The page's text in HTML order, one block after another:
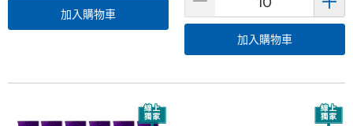
加入購物車
加入購物車